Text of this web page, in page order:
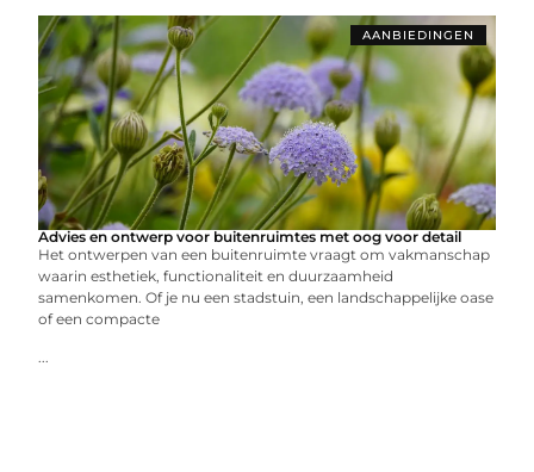
AANBIEDINGEN
Advies en ontwerp voor buitenruimtes met oog voor detail
Het ontwerpen van een buitenruimte vraagt om vakmanschap
waarin esthetiek, functionaliteit en duurzaamheid
samenkomen. Of je nu een stadstuin, een landschappelijke oase
of een compacte
...